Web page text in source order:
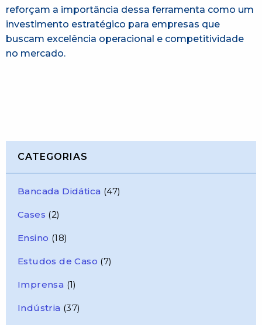
reforçam a importância dessa ferramenta como um
investimento estratégico para empresas que
buscam excelência operacional e competitividade
no mercado.
CATEGORIAS
Bancada Didática (47)
Cases (2)
Ensino (18)
Estudos de Caso (7)
Imprensa (1)
Indústria (37)